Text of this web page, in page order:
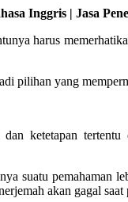
Inggris | Jasa
harus
pilihan yang
ketetapan
suatu pemahaman
akan gagal